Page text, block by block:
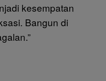
kesempatan
Bangun di